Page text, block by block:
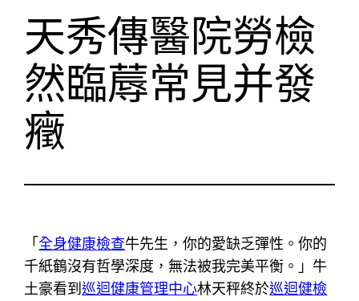
天秀傳醫院勞檢
然臨蓐常見并發
癥
「全身健康檢查牛先生，你的愛缺乏彈性。你的
千紙鶴沒有哲學深度，無法被我完美平衡。」牛
土豪看到巡迴健康管理中心林天秤終於巡迴健檢